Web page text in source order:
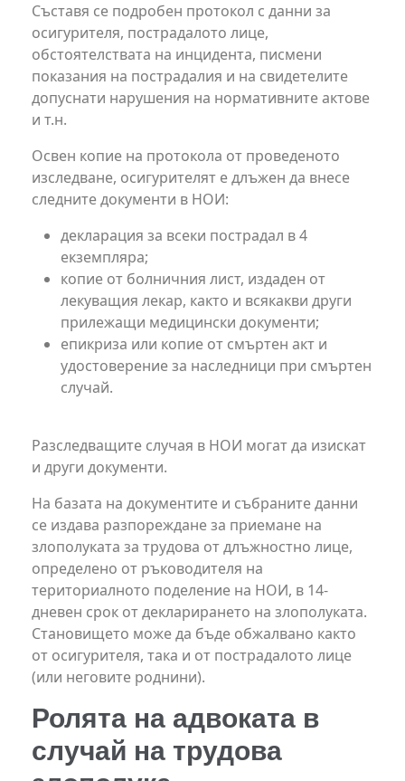
Съставя се подробен протокол с данни за
осигурителя, пострадалото лице,
обстоятелствата на инцидента, писмени
показания на пострадалия и на свидетелите
допуснати нарушения на нормативните актове
и т.н.
Освен копие на протокола от проведеното
изследване, осигурителят е длъжен да внесе
следните документи в НОИ:
декларация за всеки пострадал в 4
екземпляра;
копие от болничния лист, издаден от
лекуващия лекар, както и всякакви други
прилежащи медицински документи;
епикриза или копие от смъртен акт и
удостоверение за наследници при смъртен
случай.
Разследващите случая в НОИ могат да изискат
и други документи.
На базата на документите и събраните данни
се издава разпореждане за приемане на
злополуката за трудова от длъжностно лице,
определено от ръководителя на
териториалното поделение на НОИ, в 14-
дневен срок от декларирането на злополуката.
Становището може да бъде обжалвано както
от осигурителя, така и от пострадалото лице
(или неговите роднини).
Ролята на адвоката в
случай на трудова